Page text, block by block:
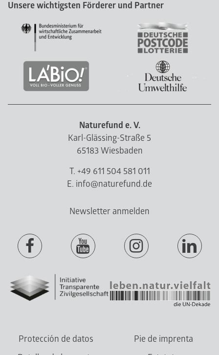
Unsere wichtigsten Förderer und Partner
Naturefund e. V.
Karl-Glässing-Straße 5
65183 Wiesbaden
T. +49 611 504 581 011
E. info@naturefund.de
Newsletter anmelden
Protección de datos
Pie de imprenta